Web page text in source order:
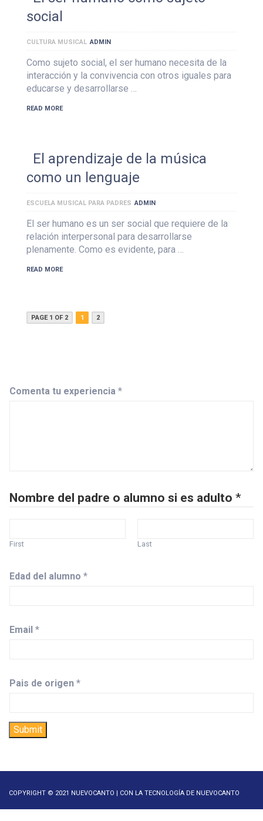
social
CULTURA MUSICAL ADMIN
Como sujeto social, el ser humano necesita de la
interacción y la convivencia con otros iguales para
educarse y desarrollarse …
READ MORE
El aprendizaje de la música
como un lenguaje
ESCUELA MUSICAL PARA PADRES ADMIN
El ser humano es un ser social que requiere de la
relación interpersonal para desarrollarse
plenamente. Como es evidente, para …
READ MORE
PAGE 1 OF 2 1 2
Comenta tu experiencia *
Nombre del padre o alumno si es adulto *
First Last
Edad del alumno *
Email *
Pais de origen *
Submit
COPYRIGHT © 2021 NUEVOCANTO | CON LA TECNOLOGÍA DE NUEVOCANTO